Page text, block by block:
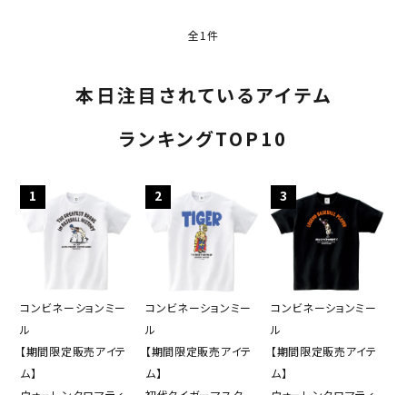
全1件
本日注目されているアイテム
ランキングTOP10
1
コンビネーションミー
ル
【期間限定販売アイテ
ム】
2
コンビネーションミー
ル
【期間限定販売アイテ
ム】
3
コンビネーションミー
ル
【期間限定販売アイテ
ム】